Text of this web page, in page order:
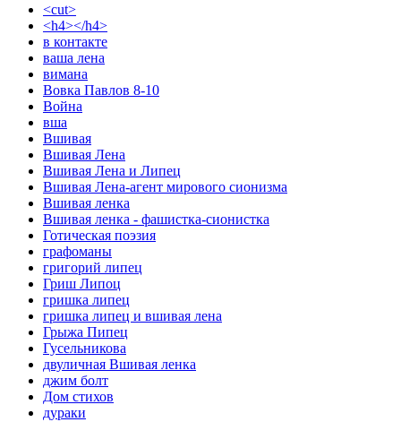
<cut>
<h4></h4>
в контакте
ваша лена
вимана
Вовка Павлов 8-10
Война
вша
Вшивая
Вшивая Лена
Вшивая Лена и Липец
Вшивая Лена-агент мирового сионизма
Вшивая ленка
Вшивая ленка - фашистка-сионистка
Готическая поэзия
графоманы
григорий липец
Гриш Липоц
гришка липец
гришка липец и вшивая лена
Грыжа Пипец
Гусельникова
двуличная Вшивая ленка
джим болт
Дом стихов
дураки